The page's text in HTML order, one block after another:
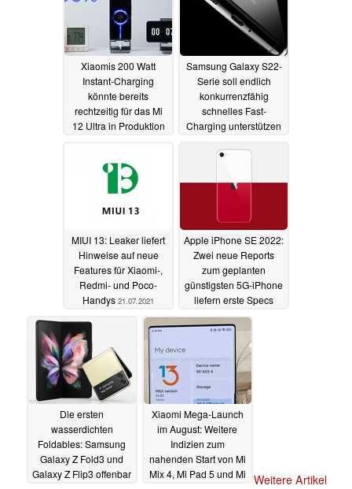
Xiaomis 200 Watt
Instant-Charging
könnte bereits
rechtzeitig für das Mi
12 Ultra in Produktion
Samsung Galaxy S22-
Serie soll endlich
konkurrenzfähig
schnelles Fast-
Charging unterstützen
MIUI 13: Leaker liefert
Hinweise auf neue
Features für Xiaomi-,
Redmi- und Poco-
Handys 21.07.2021
Apple iPhone SE 2022:
Zwei neue Reports
zum geplanten
günstigsten 5G-iPhone
liefern erste Specs
21.07.2021
Die ersten
wasserdichten
Foldables: Samsung
Galaxy Z Fold3 und
Galaxy Z Flip3 offenbar
Xiaomi Mega-Launch
im August: Weitere
Indizien zum
nahenden Start von Mi
Mix 4, Mi Pad 5 und Mi
Weitere Artikel